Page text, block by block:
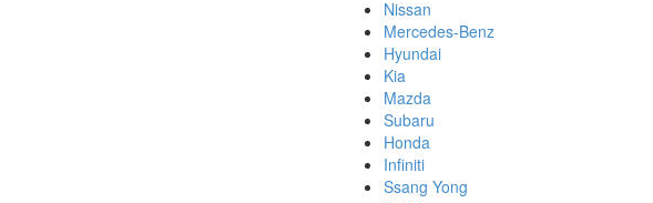
Nissan
Mercedes-Benz
Hyundai
Kia
Mazda
Subaru
Honda
Infiniti
Ssang Yong